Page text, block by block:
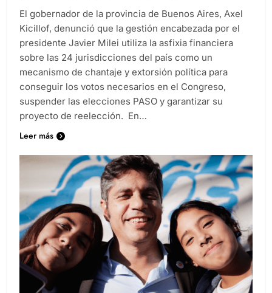
El gobernador de la provincia de Buenos Aires, Axel
Kicillof, denunció que la gestión encabezada por el
presidente Javier Milei utiliza la asfixia financiera
sobre las 24 jurisdicciones del país como un
mecanismo de chantaje y extorsión política para
conseguir los votos necesarios en el Congreso,
suspender las elecciones PASO y garantizar su
proyecto de reelección. En…
Leer más